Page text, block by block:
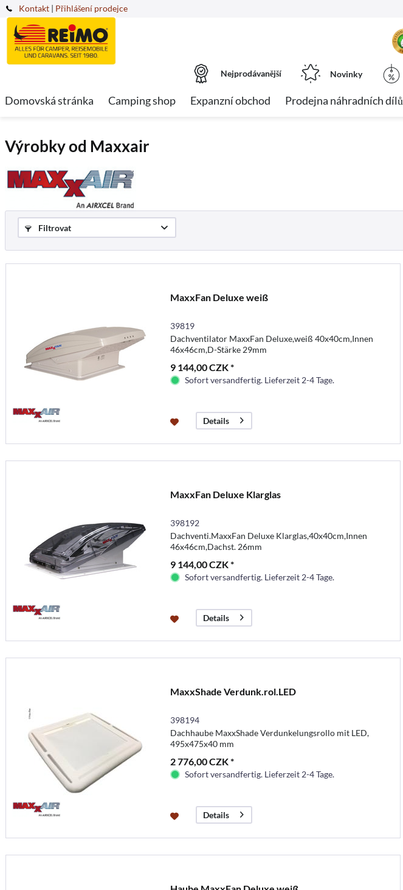
Kontakt | Přihlášení prodejce
Nejprodávanější Novinky
Domovská stránka Camping shop Expanzní obchod Prodejna náhradních dílů
Výrobky od Maxxair
Filtrovat
MaxxFan Deluxe weiß
39819
Dachventilator MaxxFan Deluxe,weiß 40x40cm,Innen
46x46cm,D-Stärke 29mm
9 144,00 CZK *
Sofort versandfertig. Lieferzeit 2-4 Tage.
Details
MaxxFan Deluxe Klarglas
398192
Dachventi.MaxxFan Deluxe Klarglas,40x40cm,Innen
46x46cm,Dachst. 26mm
9 144,00 CZK *
Sofort versandfertig. Lieferzeit 2-4 Tage.
Details
MaxxShade Verdunk.rol.LED
398194
Dachhaube MaxxShade Verdunkelungsrollo mit LED,
495x475x40 mm
2 776,00 CZK *
Sofort versandfertig. Lieferzeit 2-4 Tage.
Details